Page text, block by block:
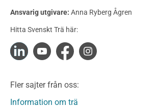
Konstruktionsvirke Behandlat
Konstruktionsvirke Fingerskarvat
Konstruktionsvirke Fingerskarvat
Limträ
Fanerträ
Fanerträ Obehandlat
Ansvarig utgivare: Anna Ryberg Ågren
Hitta Svenskt Trä här:
Fler sajter från oss:
Information om trä